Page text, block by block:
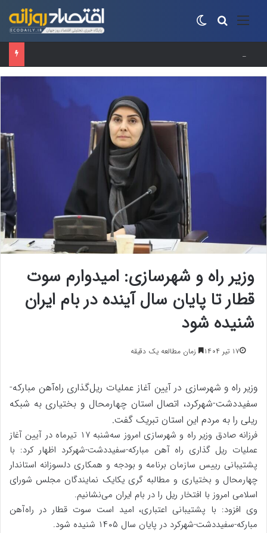
منو جستجو برای
وزیر راه و شهرسازی: امیدوارم سوت
قطار تا پایان سال آینده در بام ایران
شنیده شود
۱۷ تیر ۱۴۰۴ زمان مطالعه یک دقیقه
وزیر راه و شهرسازی در آیین آغاز عملیات ریل‌گذاری راه‌آهن مبارکه-
سفیددشت-شهرکرد، اتصال استان چهارمحال و بختیاری به شبکه
ریلی را به مردم این استان تبریک گفت.
فرزانه صادق وزیر راه و شهرسازی امروز سه‌شنبه ۱۷ تیرماه در آیین آغاز
عملیات ریل گذاری راه آهن مبارکه-سفیددشت-شهرکرد اظهار کرد: با
پشتیبانی رییس سازمان برنامه و بودجه و همکاری دلسوزانه استاندار
چهارمحال و بختیاری و مطالبه گری یکایک نمایندگان مجلس شورای
اسلامی امروز با افتخار ریل را در بام ایران می‌نشانیم.
وی افزود: با پشتیبانی اعتباری، امید است سوت قطار در راه‌آهن
مبارکه-سفیددشت-شهرکرد در پایان سال ۱۴۰۵ شنیده شود.